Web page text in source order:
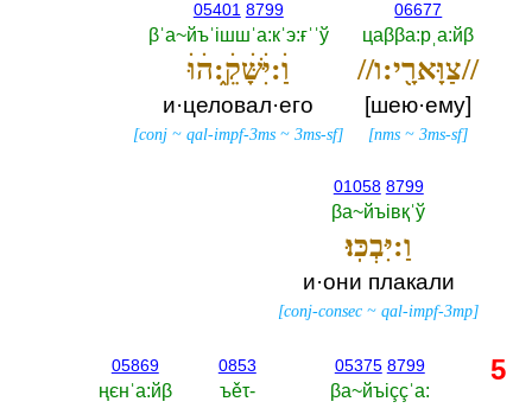
06677
цаββа:рˌа:йβ
//צַוָּארָ֖י:ו//
[шею·ему]
[nms ~3ms-sf]
05401 8799
βˈа~йъˈiшшˈа:кˈэ:ғˈˈў
וַׄ:יִּׄשָּׁׄקֵ֑ׄ:הׄוּׄ
и·целовал·его
[conj ~qal-impf-3ms ~3ms-sf]
01058 8799
βа~йъiвқˈў
וַ:יִּבְכּֽוּ׃
и·они плакали
[conj-consec ~qal-impf-3mp]
05375 8799
βа~йъiççˈа:‎
0853
ъěτ-‎
05869
ңєнˈа:йβ
5